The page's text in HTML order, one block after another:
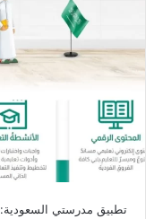
تطبيق مدرستي السعودية: